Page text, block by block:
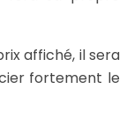
affiché, il sera
fortement le